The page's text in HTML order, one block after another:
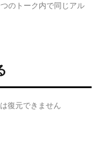
のトーク内で同じアル
復元できません